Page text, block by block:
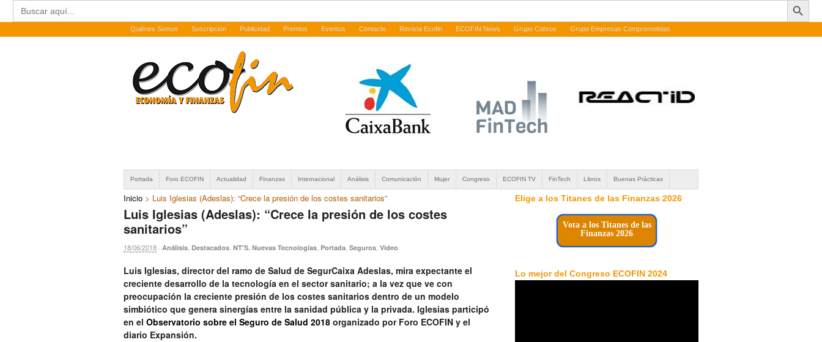
Buscar:
Quiénes Somos Suscripción Publicidad Premios Eventos Contacto Revista Ecofin ECOFIN News Grupo Cobros Grupo Empresas Comprometidas
Portada Foro ECOFIN Actualidad Finanzas Internacional Análisis Comunicación Mujer Congreso ECOFIN TV FinTech Libros Buenas Prácticas
Inicio > Luis Iglesias (Adeslas): “Crece la presión de los costes sanitarios”
Luis Iglesias (Adeslas): “Crece la presión de los costes
sanitarios”
18/06/2018 · Análisis Destacados NT'S. Nuevas Tecnologías Portada Seguros Video
Luis Iglesias, director del ramo de Salud de SegurCaixa Adeslas, mira expectante el
creciente desarrollo de la tecnología en el sector sanitario; a la vez que ve con
preocupación la creciente presión de los costes sanitarios dentro de un modelo
simbiótico que genera sinergías entre la sanidad pública y la privada. Iglesias participó
en el Observatorio sobre el Seguro de Salud 2018 organizado por Foro ECOFIN y el
diario Expansión.
Elige a los Titanes de las Finanzas 2026
Vota a los Titanes de las
Finanzas 2026
Lo mejor del Congreso ECOFIN 2024